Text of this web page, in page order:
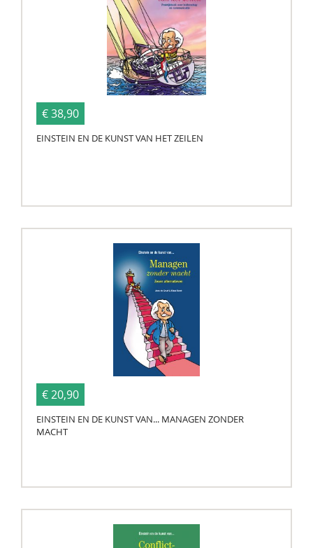
€ 38,90
EINSTEIN EN DE KUNST VAN HET ZEILEN
€ 20,90
EINSTEIN EN DE KUNST VAN... MANAGEN ZONDER
MACHT